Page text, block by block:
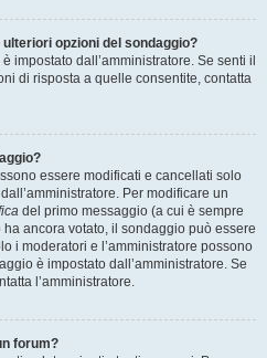
opzioni del sondaggio?
impostato dall’amministratore. Se senti il
di risposta a quelle consentite, contatta
essere modificati e cancellati solo
Per modificare un
del primo messaggio (a cui è sempre
ancora votato, il sondaggio può essere
i moderatori e l’amministratore possono
è impostato dall’amministratore. Se
l’amministratore.
forum?